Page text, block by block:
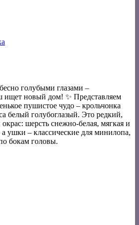
голубыми глазами –
ищет новый дом! ✨ Представляем
пушистое чудо – крольчонка
белый голубоглазый. Это редкий,
шерсть снежно-белая, мягкая и
ушки – классические для минилопа,
бокам головы.